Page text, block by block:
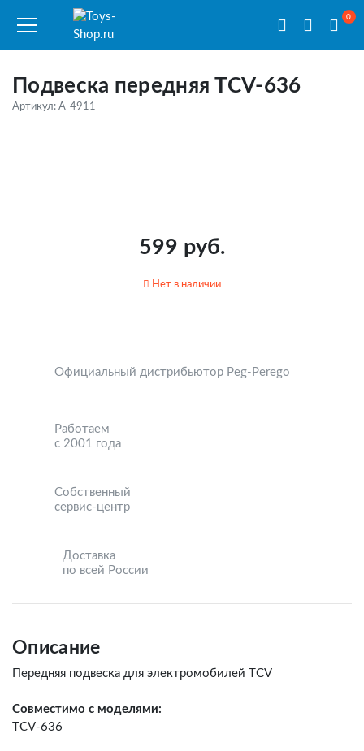
0
Подвеска передняя TCV-636
Артикул: A-4911
599 руб.
Нет в наличии
Официальный дистрибьютор Peg-Perego
Работаем
с 2001 года
Собственный
сервис-центр
Доставка
по всей России
Описание
Передняя подвеска для электромобилей TCV
Совместимо с моделями:
TCV-636